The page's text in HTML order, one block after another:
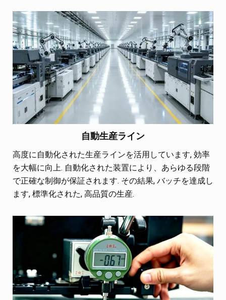
自動生産ライン
高度に自動化された生産ラインを活用しています, 効率
を大幅に向上. 自動化された装置により、あらゆる段階
で正確な制御が保証されます. その結果, バッチを達成し
ます, 標準化された, 高品質の生産.